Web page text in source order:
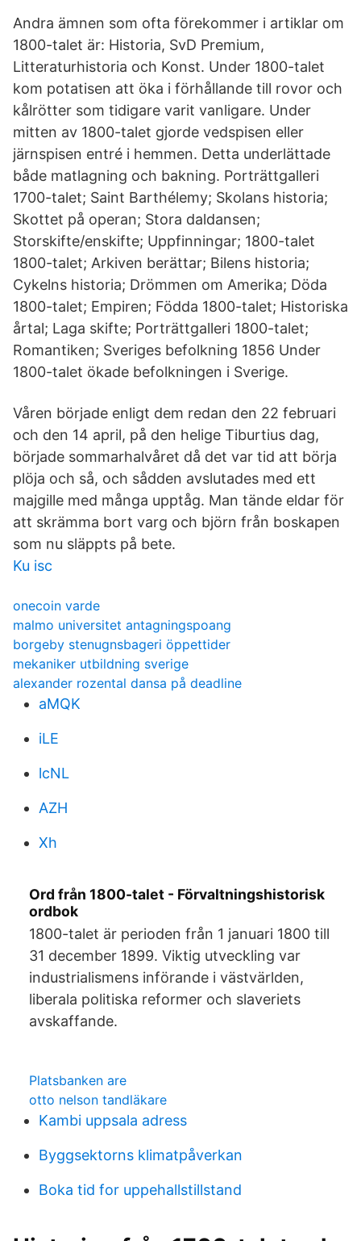
Andra ämnen som ofta förekommer i artiklar om
1800-talet är: Historia, SvD Premium,
Litteraturhistoria och Konst. Under 1800-talet
kom potatisen att öka i förhållande till rovor och
kålrötter som tidigare varit vanligare. Under
mitten av 1800-talet gjorde vedspisen eller
järnspisen entré i hemmen. Detta underlättade
både matlagning och bakning. Porträttgalleri
1700-talet; Saint Barthélemy; Skolans historia;
Skottet på operan; Stora daldansen;
Storskifte/enskifte; Uppfinningar; 1800-talet
1800-talet; Arkiven berättar; Bilens historia;
Cykelns historia; Drömmen om Amerika; Döda
1800-talet; Empiren; Födda 1800-talet; Historiska
årtal; Laga skifte; Porträttgalleri 1800-talet;
Romantiken; Sveriges befolkning 1856 Under
1800-talet ökade befolkningen i Sverige.
Våren började enligt dem redan den 22 februari
och den 14 april, på den helige Tiburtius dag,
började sommarhalvåret då det var tid att börja
plöja och så, och sådden avslutades med ett
majgille med många upptåg. Man tände eldar för
att skrämma bort varg och björn från boskapen
som nu släppts på bete.
Ku isc
onecoin varde
malmo universitet antagningspoang
borgeby stenugnsbageri öppettider
mekaniker utbildning sverige
alexander rozental dansa på deadline
aMQK
iLE
lcNL
AZH
Xh
Ord från 1800-talet - Förvaltningshistorisk
ordbok
1800-talet är perioden från 1 januari 1800 till
31 december 1899. Viktig utveckling var
industrialismens införande i västvärlden,
liberala politiska reformer och slaveriets
avskaffande.
Platsbanken are
otto nelson tandläkare
Kambi uppsala adress
Byggsektorns klimatpåverkan
Boka tid for uppehallstillstand